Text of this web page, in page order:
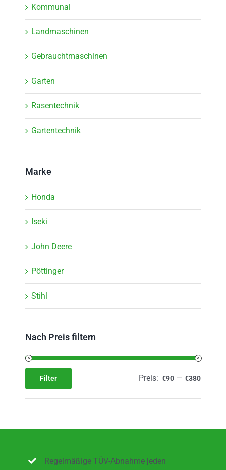
Kommunal
Landmaschinen
Gebrauchtmaschinen
Garten
Rasentechnik
Gartentechnik
Marke
Honda
Iseki
John Deere
Pöttinger
Stihl
Nach Preis filtern
Preis
Preis
Filter Preis: €90 — €380
Regelmäßige TÜV-Abnahme jeden